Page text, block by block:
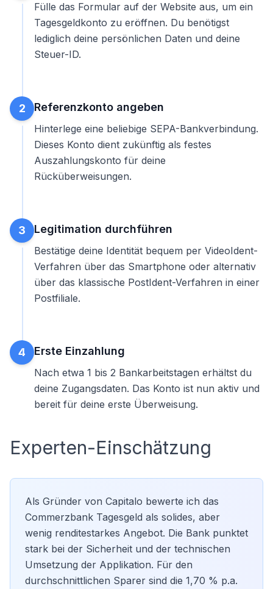
Fülle das Formular auf der Website aus, um ein
Tagesgeldkonto zu eröffnen. Du benötigst
lediglich deine persönlichen Daten und deine
Steuer-ID.
2 Referenzkonto angeben
Hinterlege eine beliebige SEPA-Bankverbindung.
Dieses Konto dient zukünftig als festes
Auszahlungskonto für deine
Rücküberweisungen.
3 Legitimation durchführen
Bestätige deine Identität bequem per VideoIdent-
Verfahren über das Smartphone oder alternativ
über das klassische PostIdent-Verfahren in einer
Postfiliale.
4 Erste Einzahlung
Nach etwa 1 bis 2 Bankarbeitstagen erhältst du
deine Zugangsdaten. Das Konto ist nun aktiv und
bereit für deine erste Überweisung.
Experten-Einschätzung
Als Gründer von Capitalo bewerte ich das
Commerzbank Tagesgeld als solides, aber
wenig renditestarkes Angebot. Die Bank punktet
stark bei der Sicherheit und der technischen
Umsetzung der Applikation. Für den
durchschnittlichen Sparer sind die 1,70 % p.a.